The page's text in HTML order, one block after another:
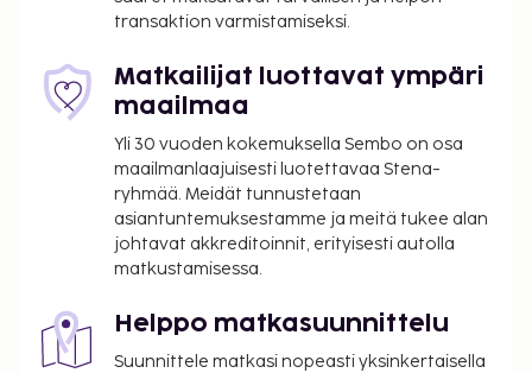
transaktion varmistamiseksi.
Matkailijat luottavat ympäri
maailmaa
Yli 30 vuoden kokemuksella Sembo on osa
maailmanlaajuisesti luotettavaa Stena-
ryhmää. Meidät tunnustetaan
asiantuntemuksestamme ja meitä tukee alan
johtavat akkreditoinnit, erityisesti autolla
matkustamisessa.
Helppo matkasuunnittelu
Suunnittele matkasi nopeasti yksinkertaisella